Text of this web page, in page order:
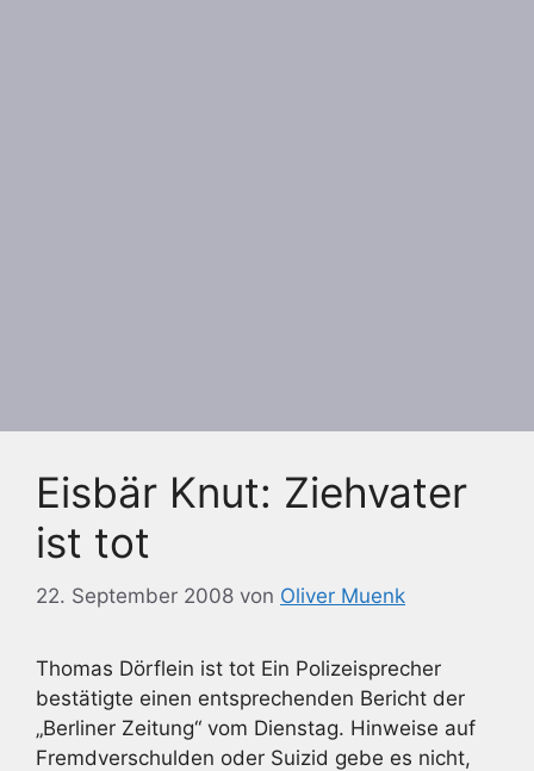
Eisbär Knut: Ziehvater
ist tot
22. September 2008 von Oliver Muenk
Thomas Dörflein ist tot Ein Polizeisprecher
bestätigte einen entsprechenden Bericht der
„Berliner Zeitung“ vom Dienstag. Hinweise auf
Fremdverschulden oder Suizid gebe es nicht,